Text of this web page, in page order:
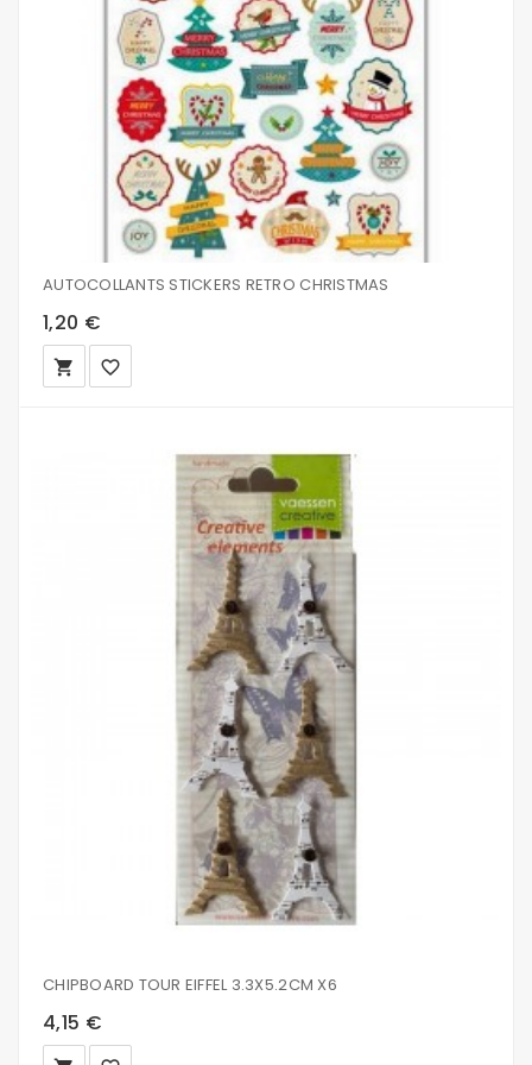
AUTOCOLLANTS STICKERS RETRO CHRISTMAS
1,20 €
local_grocery_store favorite_border
CHIPBOARD TOUR EIFFEL 3.3X5.2CM X6
4,15 €